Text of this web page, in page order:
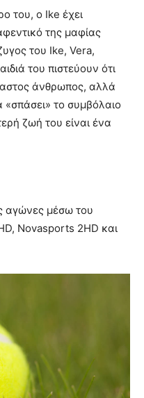
του, ο Ike έχει
της μαφίας
του Ike, Vera,
του πιστεύουν ότι
άνθρωπος, αλλά
«σπάσει» το συμβόλαιο
ζωή του είναι ένα
αγώνες μέσω του
Novasports 2HD και